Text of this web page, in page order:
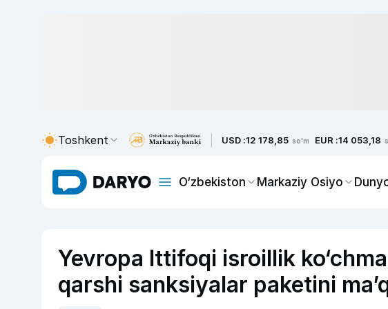
Toshkent USD :12 178,85 so'm EUR :14 053,18
O‘zbekiston Markaziy Osiyo
Yevropa Ittifoqi isroillik
qarshi sanksiyalar paketini